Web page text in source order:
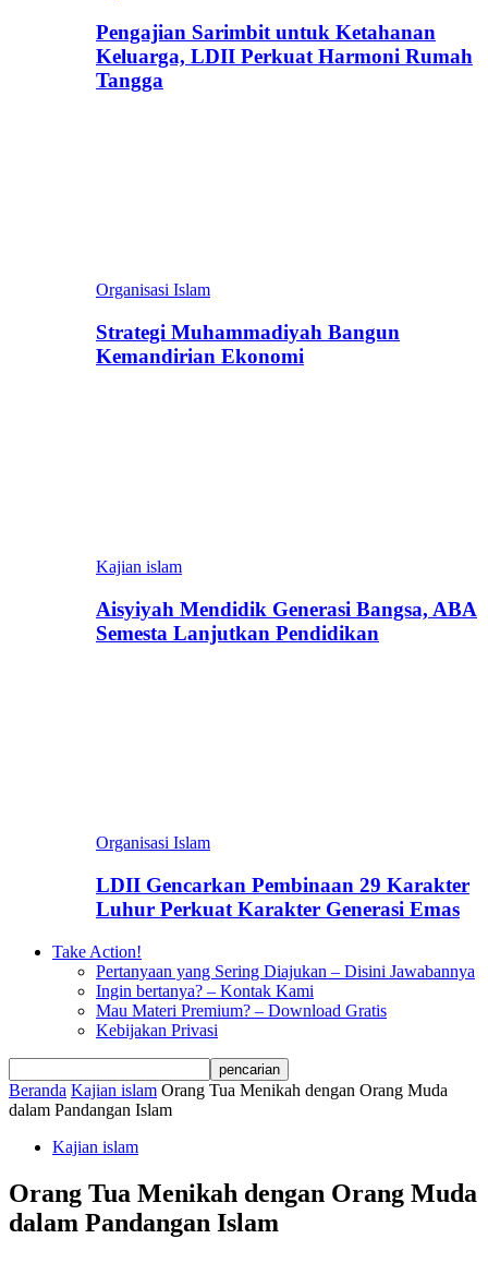
Pengajian Sarimbit untuk Ketahanan
Keluarga, LDII Perkuat Harmoni Rumah
Tangga
Organisasi Islam
Strategi Muhammadiyah Bangun
Kemandirian Ekonomi
Kajian islam
Aisyiyah Mendidik Generasi Bangsa, ABA
Semesta Lanjutkan Pendidikan
Organisasi Islam
LDII Gencarkan Pembinaan 29 Karakter
Luhur Perkuat Karakter Generasi Emas
Take Action!
Pertanyaan yang Sering Diajukan – Disini Jawabannya
Ingin bertanya? – Kontak Kami
Mau Materi Premium? – Download Gratis
Kebijakan Privasi
Beranda Kajian islam Orang Tua Menikah dengan Orang Muda
dalam Pandangan Islam
Kajian islam
Orang Tua Menikah dengan Orang Muda
dalam Pandangan Islam